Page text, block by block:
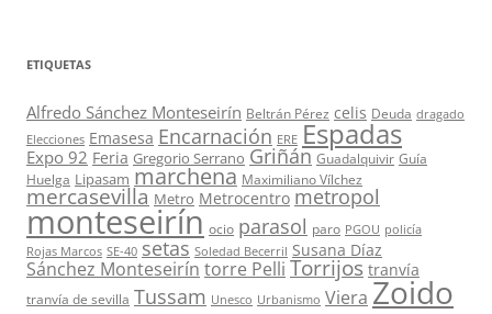
ETIQUETAS
Alfredo Sánchez Monteseirín Beltrán Pérez celis Deuda dragado
Elecciones Emasesa Encarnación ERE Espadas
Expo 92 Feria Gregorio Serrano Griñán Guadalquivir Guía
Huelga Lipasam marchena Maximiliano Vílchez
mercasevilla Metro Metrocentro metropol
monteseirín ocio parasol paro PGOU policía
Rojas Marcos SE-40 setas Soledad Becerril Susana Díaz
Sánchez Monteseirín torre Pelli Torrijos tranvía
tranvía de sevilla Tussam Unesco Urbanismo Viera Zoido